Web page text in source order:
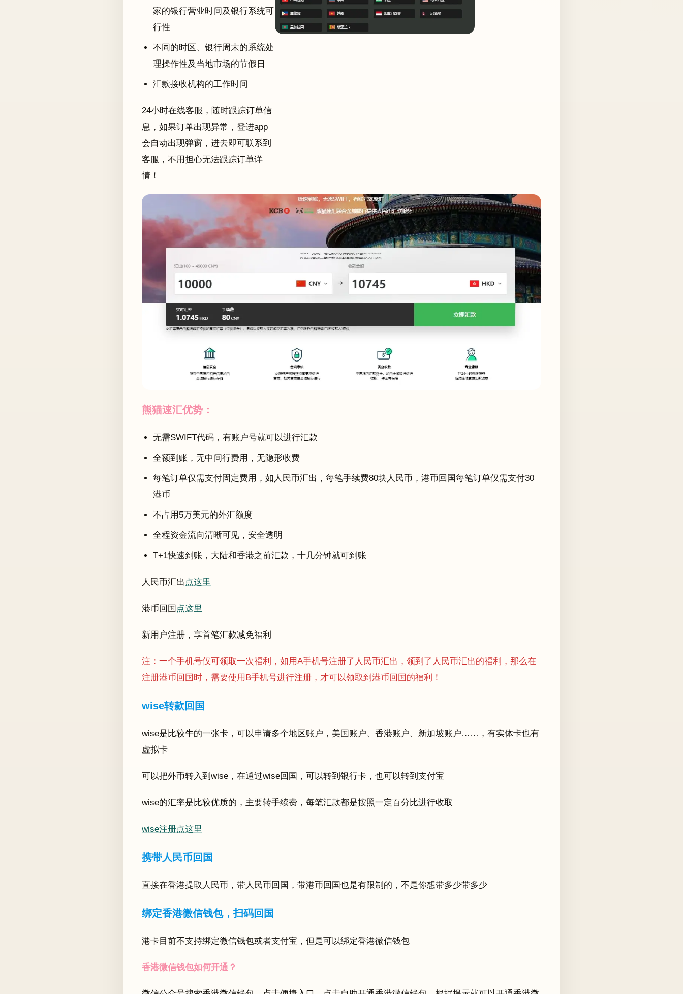
家的银行营业时间及银行系统可
行性
不同的时区、银行周末的系统处
理操作性及当地市场的节假日
汇款接收机构的工作时间
24小时在线客服，随时跟踪订单信
息，如果订单出现异常，登进app
会自动出现弹窗，进去即可联系到
客服，不用担心无法跟踪订单详
情！
熊猫速汇优势：
无需SWIFT代码，有账户号就可以进行汇款
全额到账，无中间行费用，无隐形收费
每笔订单仅需支付固定费用，如人民币汇出，每笔手续费80块人民币，港币回国每笔订单仅需支付30
港币
不占用5万美元的外汇额度
全程资金流向清晰可见，安全透明
T+1快速到账，大陆和香港之前汇款，十几分钟就可到账
人民币汇出 点这里
港币回国 点这里
新用户注册，享首笔汇款减免福利
注：一个手机号仅可领取一次福利，如用A手机号注册了人民币汇出，领到了人民币汇出的福利，那么在
注册港币回国时，需要使用B手机号进行注册，才可以领取到港币回国的福利！
wise转款回国
wise是比较牛的一张卡，可以申请多个地区账户，美国账户、香港账户、新加坡账户……，有实体卡也有
虚拟卡
可以把外币转入到wise，在通过wise回国，可以转到银行卡，也可以转到支付宝
wise的汇率是比较优质的，主要转手续费，每笔汇款都是按照一定百分比进行收取
wise注册点这里
携带人民币回国
直接在香港提取人民币，带人民币回国，带港币回国也是有限制的，不是你想带多少带多少
绑定香港微信钱包，扫码回国
港卡目前不支持绑定微信钱包或者支付宝，但是可以绑定香港微信钱包
香港微信钱包如何开通？